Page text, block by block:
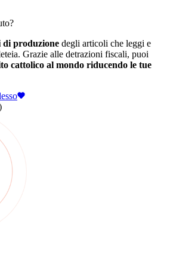
di produzione degli articoli che leggi e
Grazie alle detrazioni fiscali, puoi
cattolico al mondo riducendo le tue